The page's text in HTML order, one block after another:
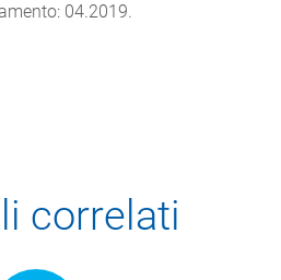
04.2019.
correlati